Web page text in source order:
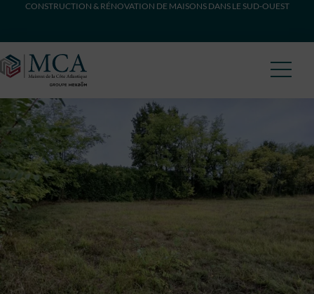
CONSTRUCTION & RÉNOVATION DE MAISONS DANS LE SUD-OUEST